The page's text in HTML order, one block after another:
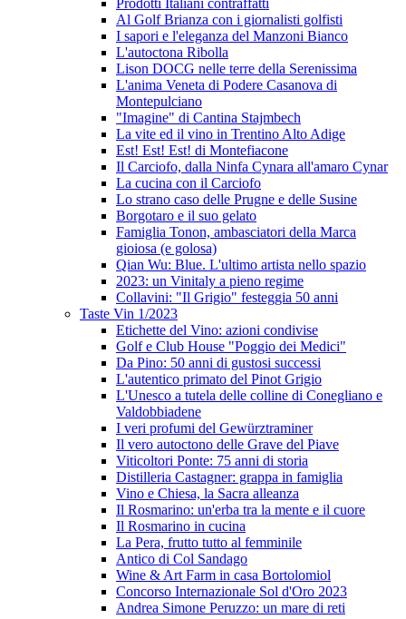
Prodotti Italiani contraffatti
Al Golf Brianza con i giornalisti golfisti
I sapori e l'eleganza del Manzoni Bianco
L'autoctona Ribolla
Lison DOCG nelle terre della Serenissima
L'anima Veneta di Podere Casanova di
Montepulciano
"Imagine" di Cantina Stajmbech
La vite ed il vino in Trentino Alto Adige
Est! Est! Est! di Montefiacone
Il Carciofo, dalla Ninfa Cynara all'amaro Cynar
La cucina con il Carciofo
Lo strano caso delle Prugne e delle Susine
Borgotaro e il suo gelato
Famiglia Tonon, ambasciatori della Marca
gioiosa (e golosa)
Qian Wu: Blue. L'ultimo artista nello spazio
2023: un Vinitaly a pieno regime
Collavini: "Il Grigio" festeggia 50 anni
Taste Vin 1/2023
Etichette del Vino: azioni condivise
Golf e Club House "Poggio dei Medici"
Da Pino: 50 anni di gustosi successi
L'autentico primato del Pinot Grigio
L'Unesco a tutela delle colline di Conegliano e
Valdobbiadene
I veri profumi del Gewürztraminer
Il vero autoctono delle Grave del Piave
Viticoltori Ponte: 75 anni di storia
Distilleria Castagner: grappa in famiglia
Vino e Chiesa, la Sacra alleanza
Il Rosmarino: un'erba tra la mente e il cuore
Il Rosmarino in cucina
La Pera, frutto tutto al femminile
Antico di Col Sandago
Wine & Art Farm in casa Bortolomiol
Concorso Internazionale Sol d'Oro 2023
Andrea Simone Peruzzo: un mare di reti